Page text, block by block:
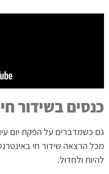
כנסים בשידור חי
גם כשמדברים על הפקת יום
מכל הרצאה שידור חי
להיות ולחדול.